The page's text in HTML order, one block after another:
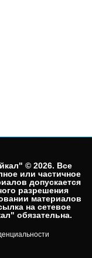
© 2026. Все
или частичное
допускается
разрешения
материалов
на сетевое
обязательна.​